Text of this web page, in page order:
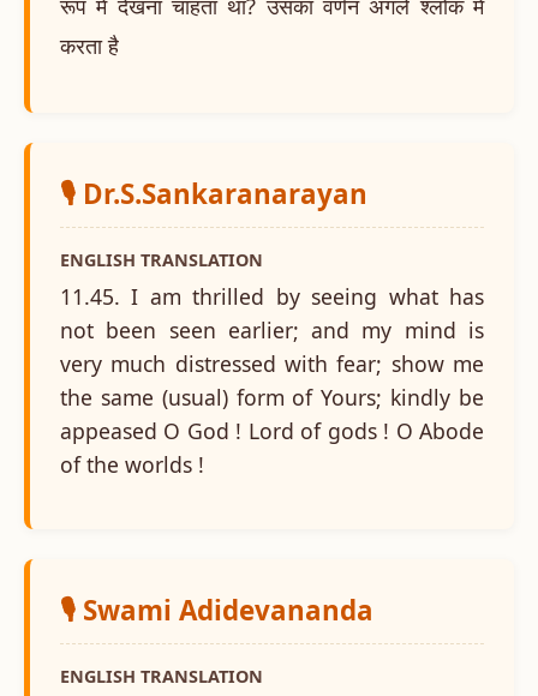
करता है
🎙️ Dr.S.Sankaranarayan
ENGLISH TRANSLATION
11.45. I am thrilled by seeing what has
not been seen earlier; and my mind is
very much distressed with fear; show me
the same (usual) form of Yours; kindly be
appeased O God ! Lord of gods ! O Abode
of the worlds !
🎙️ Swami Adidevananda
ENGLISH TRANSLATION